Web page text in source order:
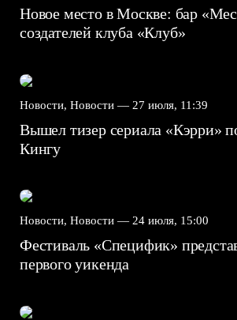
Новое место в Москве: бар
создателей клуба «Клуб»
Новости, Новости — 27 июля, 11:39
Вышел тизер сериала «Кэрри»
Кингу
Новости, Новости — 24 июля, 15:00
Фестиваль «Специфик»
первого уикенда